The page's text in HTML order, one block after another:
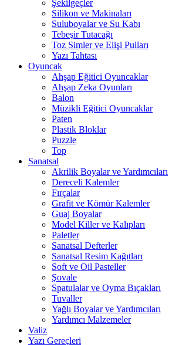
Şekilgeçler
Silikon ve Makinaları
Suluboyalar ve Su Kabı
Tebeşir Tutacağı
Toz Simler ve Elişi Pulları
Yazı Tahtası
Oyuncak
Ahşap Eğitici Oyuncaklar
Ahşap Zeka Oyunları
Balon
Müzikli Eğitici Oyuncaklar
Paten
Plastik Bloklar
Puzzle
Top
Sanatsal
Akrilik Boyalar ve Yardımcıları
Dereceli Kalemler
Fırçalar
Grafit ve Kömür Kalemler
Guaj Boyalar
Model Killer ve Kalıpları
Paletler
Sanatsal Defterler
Sanatsal Resim Kağıtları
Soft ve Oil Pasteller
Şovale
Spatulalar ve Oyma Bıçakları
Tuvaller
Yağlı Boyalar ve Yardımcıları
Yardımcı Malzemeler
Valiz
Yazı Gereçleri